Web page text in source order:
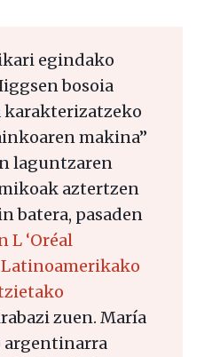
egindako
bosoia
karakterizatzeko
makina”
laguntzaren
aztertzen
batera, pasaden
L ‘Oréal
zuen. María
argentinarra